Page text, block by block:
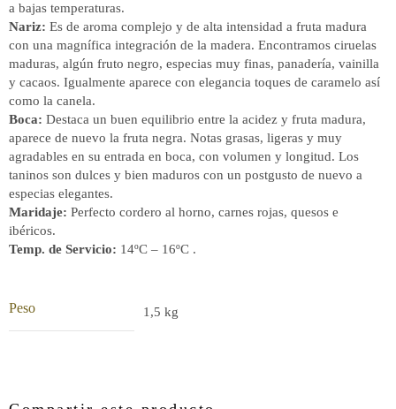
a bajas temperaturas.
Nariz: Es de aroma complejo y de alta intensidad a fruta madura
con una magnífica integración de la madera. Encontramos ciruelas
maduras, algún fruto negro, especias muy finas, panadería, vainilla
y cacaos. Igualmente aparece con elegancia toques de caramelo así
como la canela.
Boca: Destaca un buen equilibrio entre la acidez y fruta madura,
aparece de nuevo la fruta negra. Notas grasas, ligeras y muy
agradables en su entrada en boca, con volumen y longitud. Los
taninos son dulces y bien maduros con un postgusto de nuevo a
especias elegantes.
Maridaje: Perfecto cordero al horno, carnes rojas, quesos e
ibéricos.
Temp. de Servicio: 14ºC – 16ºC .
Peso 1,5 kg